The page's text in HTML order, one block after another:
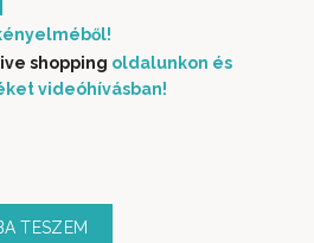
shopping oldalunkon és
videóhívásban!
TESZEM